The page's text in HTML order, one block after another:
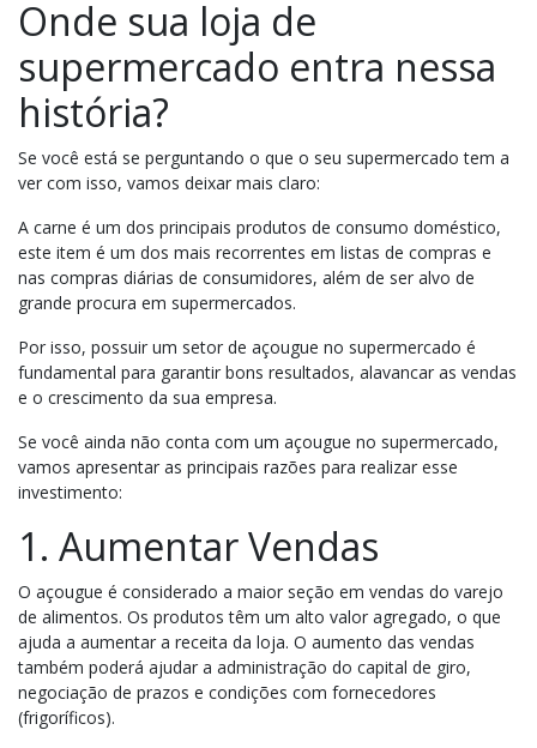
Onde sua loja de
supermercado entra nessa
história?
Se você está se perguntando o que o seu supermercado tem a
ver com isso, vamos deixar mais claro:
A carne é um dos principais produtos de consumo doméstico,
este item é um dos mais recorrentes em listas de compras e
nas compras diárias de consumidores, além de ser alvo de
grande procura em supermercados.
Por isso, possuir um setor de açougue no supermercado é
fundamental para garantir bons resultados, alavancar as vendas
e o crescimento da sua empresa.
Se você ainda não conta com um açougue no supermercado,
vamos apresentar as principais razões para realizar esse
investimento:
1. Aumentar Vendas
O açougue é considerado a maior seção em vendas do varejo
de alimentos. Os produtos têm um alto valor agregado, o que
ajuda a aumentar a receita da loja. O aumento das vendas
também poderá ajudar a administração do capital de giro,
negociação de prazos e condições com fornecedores
(frigoríficos).